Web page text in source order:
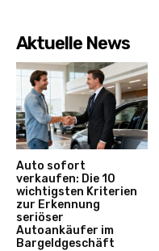
Aktuelle News
Auto sofort
verkaufen: Die 10
wichtigsten Kriterien
zur Erkennung
seriöser
Autoankäufer im
Bargeldgeschäft